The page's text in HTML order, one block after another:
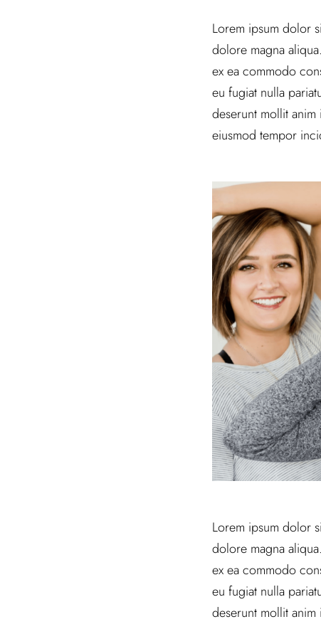
Lorem ipsum dolor
dolore magna
ex ea commodo
eu fugiat nulla
deserunt mollit
eiusmod tempor
Lorem ipsum dolor
dolore magna
ex ea commodo
eu fugiat nulla
deserunt mollit